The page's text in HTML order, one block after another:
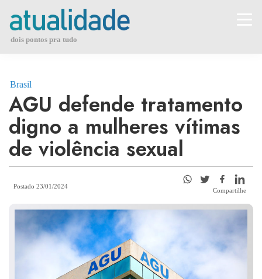
contentdois pontos pra tudo
Brasil
AGU defende tratamento
digno a mulheres vítimas
de violência sexual
Postado 23/01/2024
Compartilhe